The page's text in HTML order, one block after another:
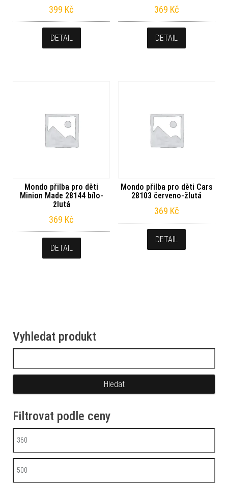
399 Kč
DETAIL
369 Kč
DETAIL
Mondo přilba pro děti
Minion Made 28144 bílo-
žlutá
369 Kč
DETAIL
Mondo přilba pro děti Cars
28103 červeno-žlutá
369 Kč
DETAIL
Vyhledat produkt
Filtrovat podle ceny
Minimální cena
Maximální cena